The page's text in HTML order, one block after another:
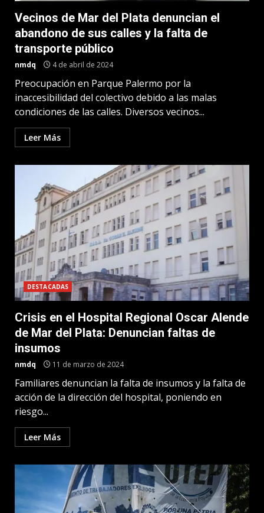
Vecinos de Mar del Plata denuncian el
abandono de sus calles y la falta de
transporte público
nmdq 4 de abril de 2024
Preocupación en Parque Palermo por la
inaccesibilidad del colectivo debido a las malas
condiciones de las calles. Diversos vecinos...
Leer Más
DESTACADAS
Crisis en el Hospital Regional Oscar Alende
de Mar del Plata: Denuncian faltas de
insumos
nmdq 11 de marzo de 2024
Familiares denuncian la falta de insumos y la falta de
acción de la dirección del hospital, poniendo en
riesgo...
Leer Más